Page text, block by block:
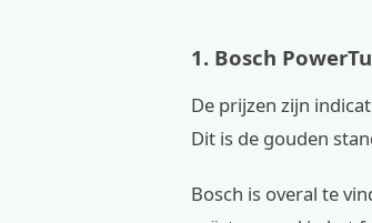
1. Bosch
De prijzen zijn
Dit is de gouden
Bosch is overal te